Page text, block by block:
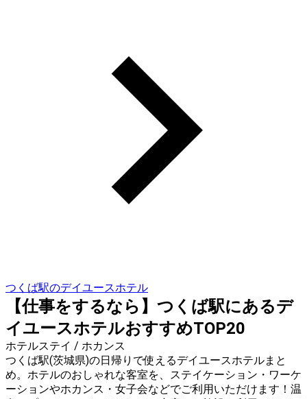
つくば駅のデイユースホテル
【仕事をするなら】つくば駅にあるデ
イユースホテルおすすめTOP20
ホテルステイ / ホカンス
つくば駅(茨城県)の日帰りで使えるデイユースホテルまと
め。ホテルのおしゃれな客室を、ステイケーション・ワーケ
ーションやホカンス・女子会などでご利用いただけます！温